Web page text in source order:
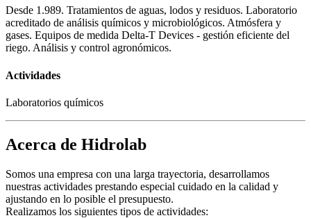
Desde 1.989. Tratamientos de aguas, lodos y residuos. Laboratorio
acreditado de análisis químicos y microbiológicos. Atmósfera y
gases. Equipos de medida Delta-T Devices - gestión eficiente del
riego. Análisis y control agronómicos.
Actividades
Laboratorios químicos
Acerca de Hidrolab
Somos una empresa con una larga trayectoria, desarrollamos
nuestras actividades prestando especial cuidado en la calidad y
ajustando en lo posible el presupuesto.
Realizamos los siguientes tipos de actividades: